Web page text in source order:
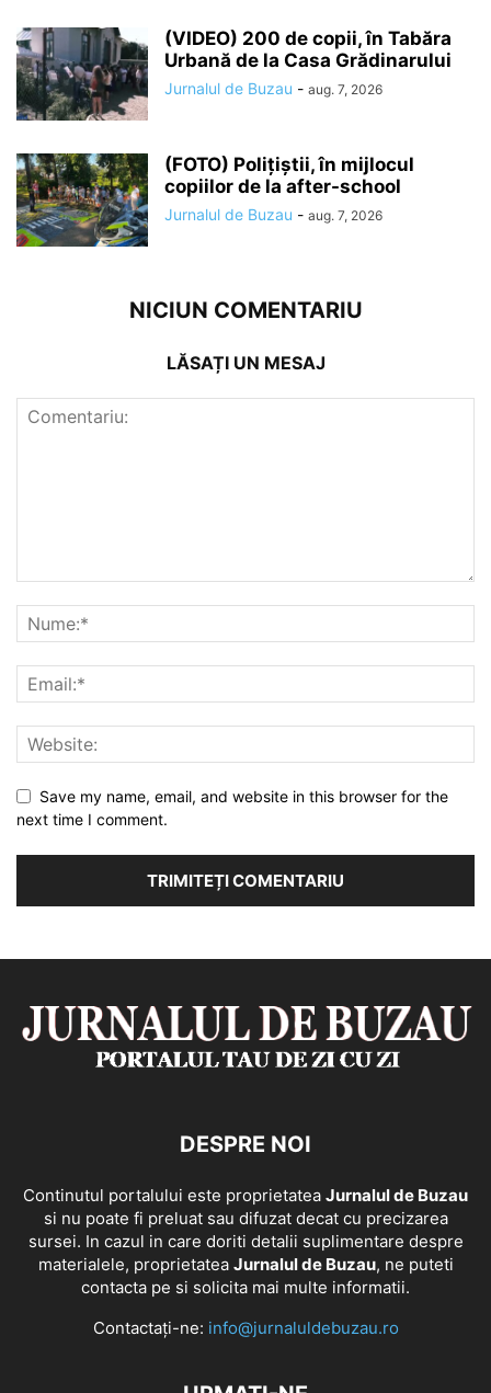
(VIDEO) 200 de copii, în Tabăra
Urbană de la Casa Grădinarului
Jurnalul de Buzau - aug. 7, 2026
(FOTO) Polițiștii, în mijlocul
copiilor de la after-school
Jurnalul de Buzau - aug. 7, 2026
NICIUN COMENTARIU
LĂSAȚI UN MESAJ
Save my name, email, and website in this browser for the
next time I comment.
DESPRE NOI
Continutul portalului este proprietatea Jurnalul de Buzau
si nu poate fi preluat sau difuzat decat cu precizarea
sursei. In cazul in care doriti detalii suplimentare despre
materialele, proprietatea Jurnalul de Buzau, ne puteti
contacta pe si solicita mai multe informatii.
Contactați-ne: info@jurnaluldebuzau.ro